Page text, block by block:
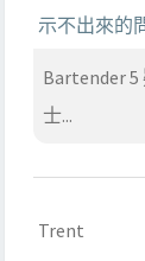
示不出來的
Bartender
士...
Trent